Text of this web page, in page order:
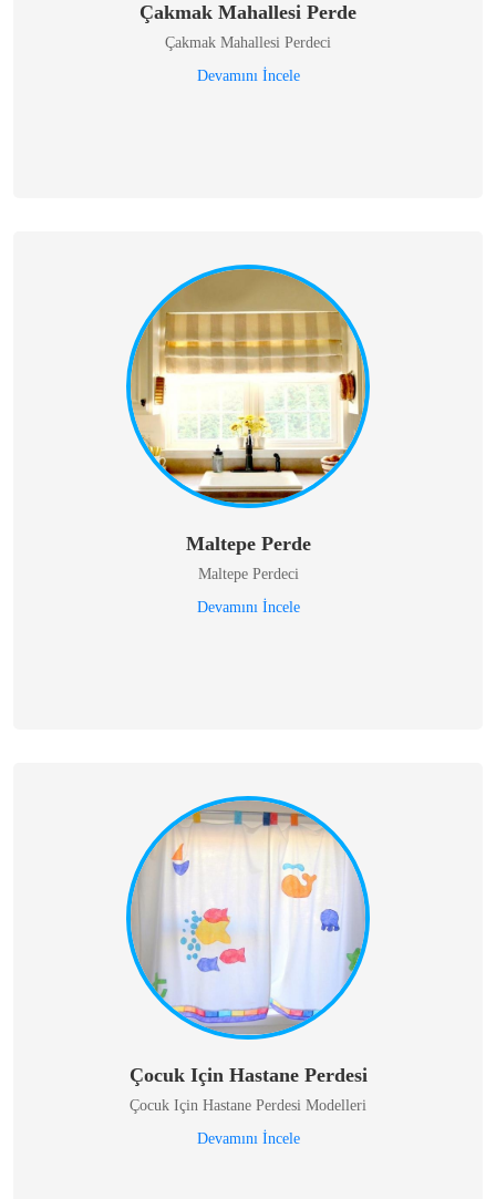
Çakmak Mahallesi Perde
Çakmak Mahallesi Perdeci
Devamını İncele
Maltepe Perde
Maltepe Perdeci
Devamını İncele
Çocuk Için Hastane Perdesi
Çocuk Için Hastane Perdesi Modelleri
Devamını İncele